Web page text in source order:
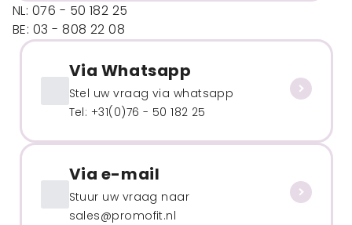
NL: 076 - 50 182 25
BE: 03 - 808 22 08
Via Whatsapp
Stel uw vraag via whatsapp
Tel: +31(0)76 - 50 182 25
Via e-mail
Stuur uw vraag naar
sales@promofit.nl